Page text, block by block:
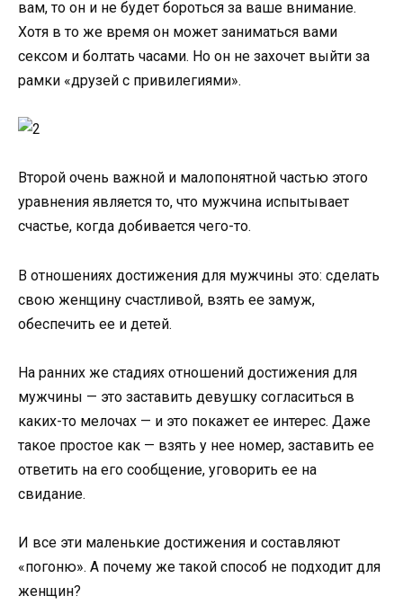
вам, то он и не будет бороться за ваше внимание.
Хотя в то же время он может заниматься вами
сексом и болтать часами. Но он не захочет выйти за
рамки «друзей с привилегиями».
Второй очень важной и малопонятной частью этого
уравнения является то, что мужчина испытывает
счастье, когда добивается чего-то.
В отношениях достижения для мужчины это: сделать
свою женщину счастливой, взять ее замуж,
обеспечить ее и детей.
На ранних же стадиях отношений достижения для
мужчины — это заставить девушку согласиться в
каких-то мелочах — и это покажет ее интерес. Даже
такое простое как — взять у нее номер, заставить ее
ответить на его сообщение, уговорить ее на
свидание.
И все эти маленькие достижения и составляют
«погоню». А почему же такой способ не подходит для
женщин?